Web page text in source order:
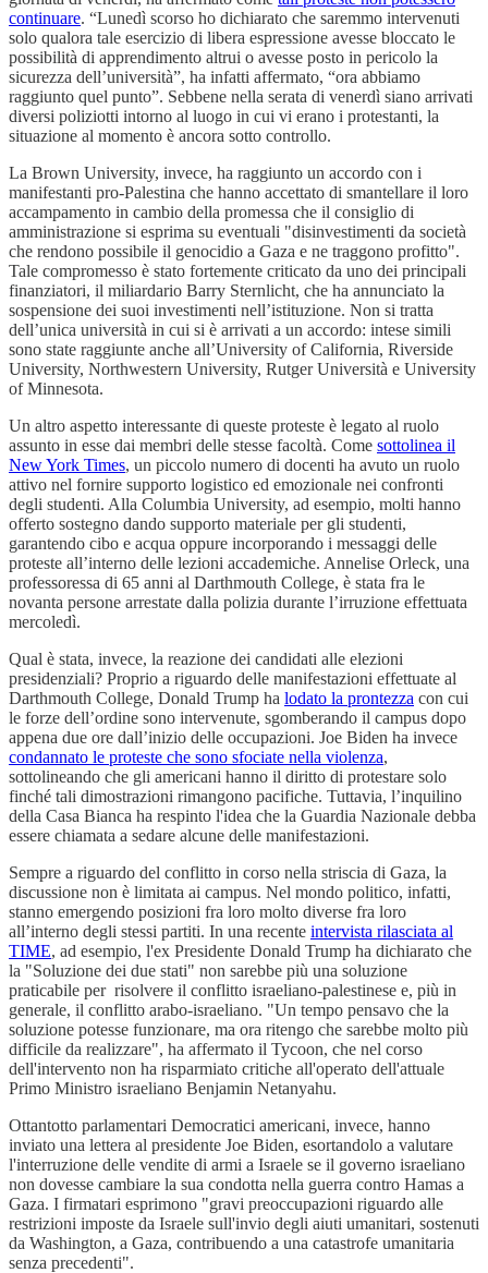
continuare. “Lunedì scorso ho dichiarato che saremmo intervenuti
solo qualora tale esercizio di libera espressione avesse bloccato le
possibilità di apprendimento altrui o avesse posto in pericolo la
sicurezza dell’università”, ha infatti affermato, “ora abbiamo
raggiunto quel punto”. Sebbene nella serata di venerdì siano arrivati
diversi poliziotti intorno al luogo in cui vi erano i protestanti, la
situazione al momento è ancora sotto controllo.
La Brown University, invece, ha raggiunto un accordo con i
manifestanti pro-Palestina che hanno accettato di smantellare il loro
accampamento in cambio della promessa che il consiglio di
amministrazione si esprima su eventuali "disinvestimenti da società
che rendono possibile il genocidio a Gaza e ne traggono profitto".
Tale compromesso è stato fortemente criticato da uno dei principali
finanziatori, il miliardario Barry Sternlicht, che ha annunciato la
sospensione dei suoi investimenti nell’istituzione. Non si tratta
dell’unica università in cui si è arrivati a un accordo: intese simili
sono state raggiunte anche all’University of California, Riverside
University, Northwestern University, Rutger Università e University
of Minnesota.
Un altro aspetto interessante di queste proteste è legato al ruolo
assunto in esse dai membri delle stesse facoltà. Come sottolinea il
New York Times, un piccolo numero di docenti ha avuto un ruolo
attivo nel fornire supporto logistico ed emozionale nei confronti
degli studenti. Alla Columbia University, ad esempio, molti hanno
offerto sostegno dando supporto materiale per gli studenti,
garantendo cibo e acqua oppure incorporando i messaggi delle
proteste all’interno delle lezioni accademiche. Annelise Orleck, una
professoressa di 65 anni al Darthmouth College, è stata fra le
novanta persone arrestate dalla polizia durante l’irruzione effettuata
mercoledì.
Qual è stata, invece, la reazione dei candidati alle elezioni
presidenziali? Proprio a riguardo delle manifestazioni effettuate al
Darthmouth College, Donald Trump ha lodato la prontezza con cui
le forze dell’ordine sono intervenute, sgomberando il campus dopo
appena due ore dall’inizio delle occupazioni. Joe Biden ha invece
condannato le proteste che sono sfociate nella violenza,
sottolineando che gli americani hanno il diritto di protestare solo
finché tali dimostrazioni rimangono pacifiche. Tuttavia, l’inquilino
della Casa Bianca ha respinto l'idea che la Guardia Nazionale debba
essere chiamata a sedare alcune delle manifestazioni.
Sempre a riguardo del conflitto in corso nella striscia di Gaza, la
discussione non è limitata ai campus. Nel mondo politico, infatti,
stanno emergendo posizioni fra loro molto diverse fra loro
all’interno degli stessi partiti. In una recente intervista rilasciata al
TIME, ad esempio, l'ex Presidente Donald Trump ha dichiarato che
la "Soluzione dei due stati" non sarebbe più una soluzione
praticabile per risolvere il conflitto israeliano-palestinese e, più in
generale, il conflitto arabo-israeliano. "Un tempo pensavo che la
soluzione potesse funzionare, ma ora ritengo che sarebbe molto più
difficile da realizzare", ha affermato il Tycoon, che nel corso
dell'intervento non ha risparmiato critiche all'operato dell'attuale
Primo Ministro israeliano Benjamin Netanyahu.
Ottantotto parlamentari Democratici americani, invece, hanno
inviato una lettera al presidente Joe Biden, esortandolo a valutare
l'interruzione delle vendite di armi a Israele se il governo israeliano
non dovesse cambiare la sua condotta nella guerra contro Hamas a
Gaza. I firmatari esprimono "gravi preoccupazioni riguardo alle
restrizioni imposte da Israele sull'invio degli aiuti umanitari, sostenuti
da Washington, a Gaza, contribuendo a una catastrofe umanitaria
senza precedenti".